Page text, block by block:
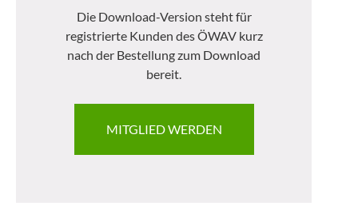
Die Download-Version steht für
registrierte Kunden des ÖWAV kurz
nach der Bestellung zum Download
bereit.
MITGLIED WERDEN